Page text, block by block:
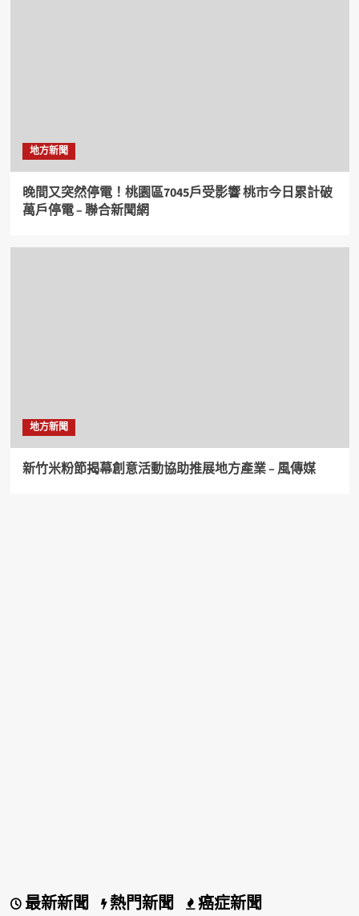
地方新聞
晚間又突然停電！桃園區7045戶受影響 桃市今日累計破
萬戶停電 – 聯合新聞網
地方新聞
新竹米粉節揭幕創意活動協助推展地方產業 – 風傳媒
最新新聞 熱門新聞 癌症新聞